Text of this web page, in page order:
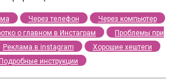
Через телефон
Через компьютер
о главном в Инстаграм
Проблемы при
Реклама в instagram
Хорошие хештеги
Подробные инструкции